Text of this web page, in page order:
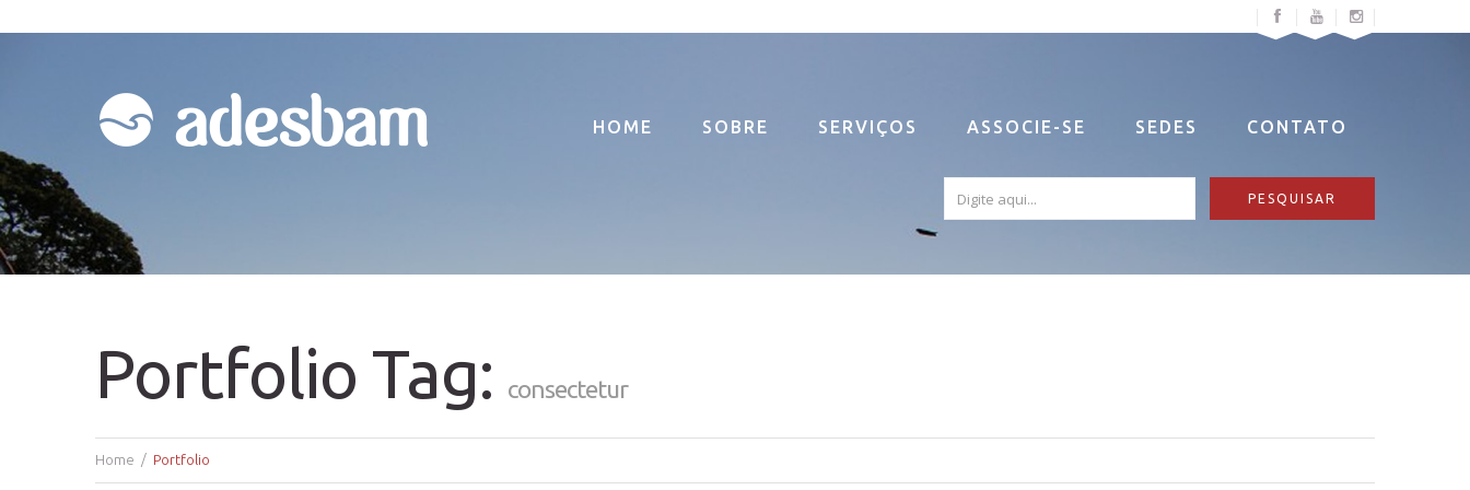
HOME SOBRE SERVIÇOS ASSOCIE-SE SEDES CONTATO
Portfolio Tag: consectetur
Home Portfolio